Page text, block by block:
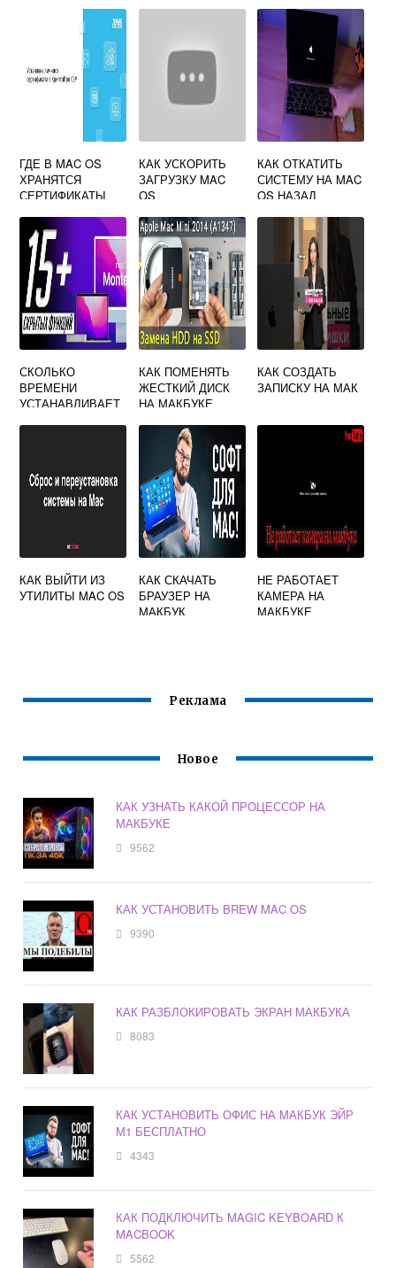
ГДЕ В MAC OS
ХРАНЯТСЯ
СЕРТИФИКАТЫ
КАК УСКОРИТЬ
ЗАГРУЗКУ MAC
OS
КАК ОТКАТИТЬ
СИСТЕМУ НА MAC
OS НАЗАД
СКОЛЬКО
ВРЕМЕНИ
УСТАНАВЛИВАЕТ
КАК ПОМЕНЯТЬ
ЖЕСТКИЙ ДИСК
НА МАКБУКЕ
КАК СОЗДАТЬ
ЗАПИСКУ НА МАК
КАК ВЫЙТИ ИЗ
УТИЛИТЫ MAC OS
КАК СКАЧАТЬ
БРАУЗЕР НА
МАКБУК
НЕ РАБОТАЕТ
КАМЕРА НА
МАКБУКЕ
Реклама
Новое
КАК УЗНАТЬ КАКОЙ ПРОЦЕССОР НА
МАКБУКЕ
9562
КАК УСТАНОВИТЬ BREW MAC OS
9390
КАК РАЗБЛОКИРОВАТЬ ЭКРАН МАКБУКА
8083
КАК УСТАНОВИТЬ ОФИС НА МАКБУК ЭЙР
М1 БЕСПЛАТНО
4343
КАК ПОДКЛЮЧИТЬ MAGIC KEYBOARD К
MACBOOK
5562